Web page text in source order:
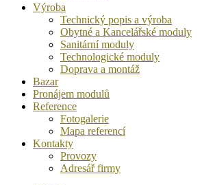
Výroba
Technický popis a výroba
Obytné a Kancelářské moduly
Sanitární moduly
Technologické moduly
Doprava a montáž
Bazar
Pronájem modulů
Reference
Fotogalerie
Mapa referencí
Kontakty
Provozy
Adresář firmy